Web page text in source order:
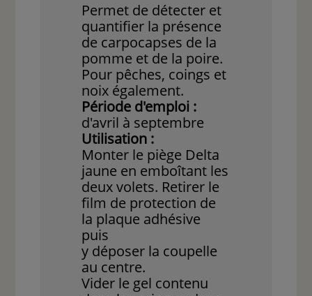
Permet de détecter et
quantifier la présence
de carpocapses de la
pomme et de la poire.
Pour pêches, coings et
noix également.
Période d'emploi :
d'avril à septembre
Utilisation :
Monter le piège Delta
jaune en emboîtant les
deux volets. Retirer le
film de protection de
la plaque adhésive
puis
y déposer la coupelle
au centre.
Vider le gel contenu